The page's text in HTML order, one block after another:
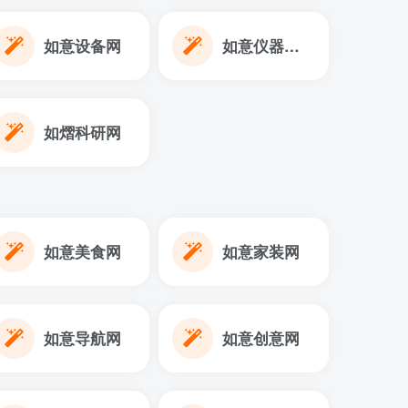
如意设备网 如意仪器设备网
如熠科研网
如意美食网 如意家装网
如意导航网 如意创意网